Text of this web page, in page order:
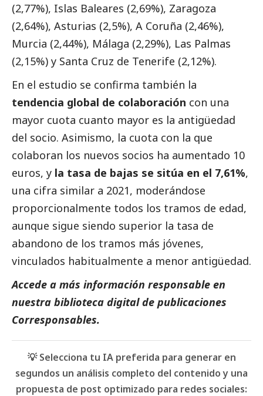
(2,77%), Islas Baleares (2,69%), Zaragoza
(2,64%), Asturias (2,5%), A Coruña (2,46%),
Murcia (2,44%), Málaga (2,29%), Las Palmas
(2,15%) y Santa Cruz de Tenerife (2,12%).
En el estudio se confirma también la
tendencia global de colaboración con una
mayor cuota cuanto mayor es la antigüedad
del socio. Asimismo, la cuota con la que
colaboran los nuevos socios ha aumentado 10
euros, y la tasa de bajas se sitúa en el 7,61%,
una cifra similar a 2021, moderándose
proporcionalmente todos los tramos de edad,
aunque sigue siendo superior la tasa de
abandono de los tramos más jóvenes,
vinculados habitualmente a menor antigüedad.
Accede a más información responsable en
nuestra biblioteca digital de publicaciones
Corresponsables.
💡 Selecciona tu IA preferida para generar en
segundos un análisis completo del contenido y una
propuesta de post optimizado para redes sociales: